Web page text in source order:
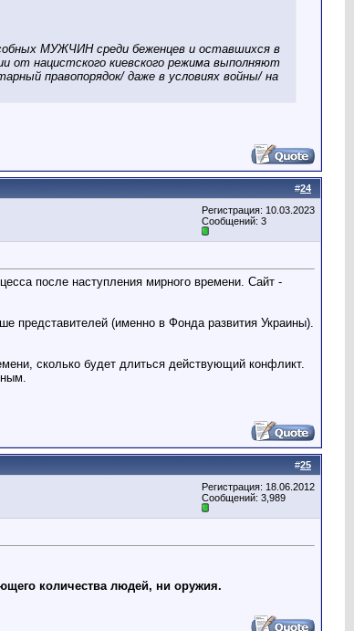
МУЖЧИН среди беженцев и оставшихся в
от нацистского киевского режима выполняют
правопорядок/ даже в условиях войны/ на
#24
Регистрация: 10.03.2023
Сообщений: 3
после наступления мирного времени. Сайт -
представителей (именно в Фонда развития Украины).
сколько будет длиться действующий конфликт.
#25
Регистрация: 18.06.2012
Сообщений: 3,989
количества людей, ни оружия.